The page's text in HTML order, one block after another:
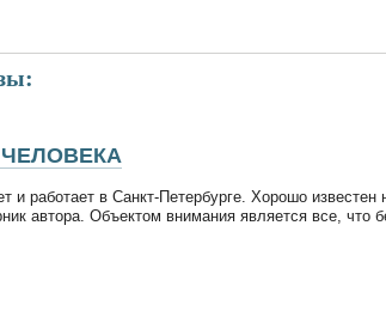
и работает в Санкт-Петербурге. Хорошо известен
автора. Объектом внимания является все, что